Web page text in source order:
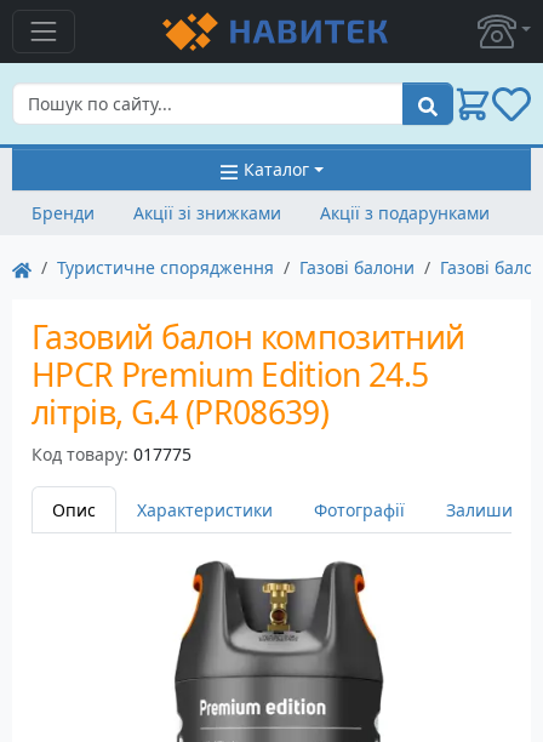
Пошук
Каталог
Бренди
Акції зі знижками Акції з подарунками
Туристичне спорядження Газові балони Газові
Газовий балон композитний
HPCR Premium Edition 24.5
літрів, G.4 (PR08639)
Код товару: 017775
Опис Характеристики Фотографії Залишити